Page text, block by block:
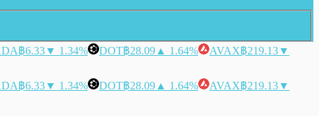
฿6.33▼ 1.34% DOT฿28.09 ▲ 1.64% AVAX฿219.13▼
฿6.33▼ 1.34% DOT฿28.09 ▲ 1.64% AVAX฿219.13▼